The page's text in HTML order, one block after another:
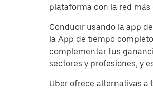
plataforma con la red
Conducir usando la app
la App de tiempo
complementar tus
sectores y profesiones, y
Uber ofrece alternativas a